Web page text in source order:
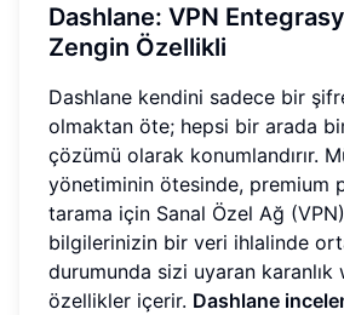
Dashlane: VPN
Zengin Özellikli
Dashlane kendini sadece bir
olmaktan öte; hepsi bir arada
çözümü olarak konumlandırır.
yönetiminin ötesinde, premium
tarama için Sanal Özel Ağ
bilgilerinizin bir veri ihlalinde
durumunda sizi uyaran
özellikler içerir. Dashlane